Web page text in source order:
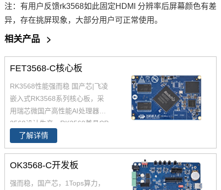
注：有用户反馈rk3568如此固定HDMI 分辨率后屏幕颜色有差
异，存在挑屏现象，大部分用户可正常使用。
相关产品 >
FET3568-C核心板
RK3568性能强而稳 国产芯|飞凌
嵌入式RK3568系列核心板，采
用瑞芯微国产高性能AI处理器RK
3568设计生产，RK3568兼具CP
U、GPU、NPU、VPU于一身，
RK3568 性能、性价比在同类产
品中具有较高优势，RK3568处
SoC， 飞凌RK3568核心板主要
了解详情
OK3568-C开发板
强而稳，国产芯，1Tops算力，